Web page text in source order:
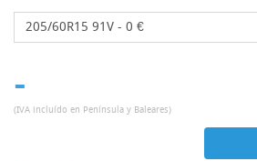
-
(IVA incluído en Península y Baleares)